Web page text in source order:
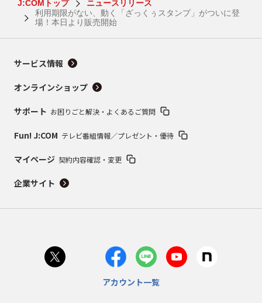
J:COMトップ
ニュースリリース
利用期限がない、動く「ざっくぅスタンプ」がついに登
場！本日より販売開始
サービス情報
オンラインショップ
サポート お困りごと解決・よくあるご質問
Fun! J:COM テレビ番組情報／プレゼント・優待
マイページ 契約内容確認・変更
企業サイト
アカウント一覧